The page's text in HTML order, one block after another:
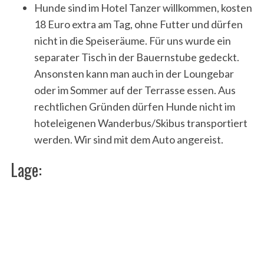
Hunde sind im Hotel Tanzer willkommen, kosten
18 Euro extra am Tag, ohne Futter und dürfen
nicht in die Speiseräume. Für uns wurde ein
separater Tisch in der Bauernstube gedeckt.
Ansonsten kann man auch in der Loungebar
oder im Sommer auf der Terrasse essen. Aus
rechtlichen Gründen dürfen Hunde nicht im
hoteleigenen Wanderbus/Skibus transportiert
werden. Wir sind mit dem Auto angereist.
Lage: